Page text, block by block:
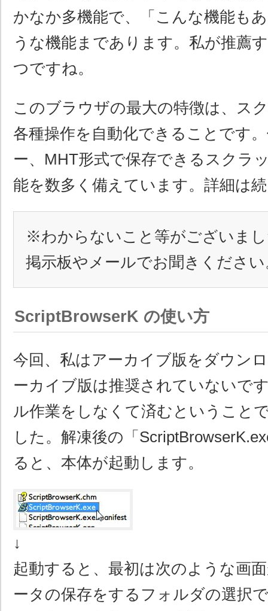
かなか多機能で、「こんな機能も
うな機能まであります。私が推薦
つですね。
このブラウザの最大の特徴は、ス
各種操作を自動化できることです
ー、MHT形式で保存できるスクラ
能を数多く備えています。詳細は
※わからないこと等がございま
掲示板やメールでお聞きください
ScriptBrowserK の使い方
今回、私はアーカイブ版をダウン
ーカイブ版は推奨されていないで
ル作業をしなくて済むということ
した。解凍後の「
ると、本体が起動します。
↓
起動すると、最初は次のような画
ータの保存をするフォルダの選択